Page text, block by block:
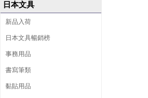
日本文具
新品入荷
日本文具暢銷榜
事務用品
書寫筆類
黏貼用品